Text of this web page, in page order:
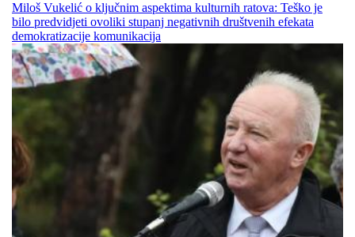
Miloš Vukelić o ključnim aspektima kulturnih ratova: Teško je
bilo predvidjeti ovoliki stupanj negativnih društvenih efekata
demokratizacije komunikacija